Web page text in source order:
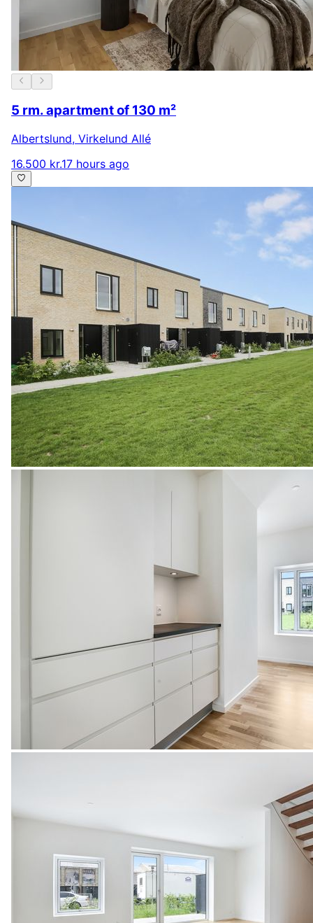
5 rm. apartment of 130 m²
Albertslund, Virkelund Allé
16.500 kr.17 hours ago